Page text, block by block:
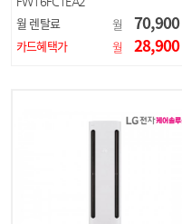
월 렌탈료 월 70,900
카드혜택가
월 28,900